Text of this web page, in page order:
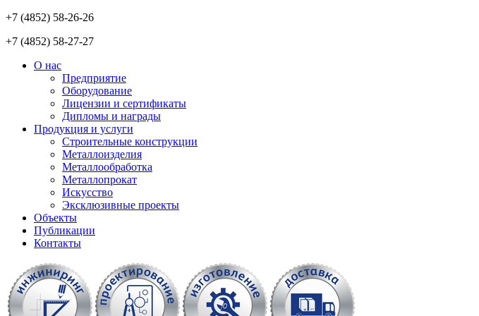
+7 (4852) 58-26-26
+7 (4852) 58-27-27
О нас
Предприятие
Оборудование
Лицензии и сертификаты
Дипломы и награды
Продукция и услуги
Строительные конструкции
Металлоизделия
Металлообработка
Металлопрокат
Искусство
Эксклюзивные проекты
Объекты
Публикации
Контакты